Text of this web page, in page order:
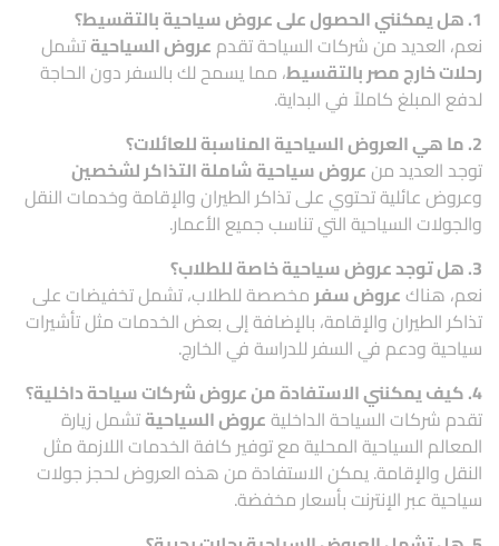
1. هل يمكنني الحصول على عروض سياحية بالتقسيط؟
نعم، العديد من شركات السياحة تقدمعروض السياحيةتشمل
رحلات خارج مصر بالتقسيط، مما يسمح لك بالسفر دون الحاجة
لدفع المبلغ كاملاً في البداية.
2. ما هي العروض السياحية المناسبة للعائلات؟
توجد العديد منعروض سياحية شاملة التذاكر لشخصين
وعروض عائلية تحتوي على تذاكر الطيران والإقامة وخدمات النقل
والجولات السياحية التي تناسب جميع الأعمار.
3. هل توجد عروض سياحية خاصة للطلاب؟
نعم، هناكعروض سفر مخصصة للطلاب، تشمل تخفيضات على
تذاكر الطيران والإقامة، بالإضافة إلى بعض الخدمات مثل تأشيرات
سياحية ودعم في السفر للدراسة في الخارج.
4. كيف يمكنني الاستفادة من عروض شركات سياحة داخلية؟
تقدم شركات السياحة الداخليةعروض السياحيةتشمل زيارة
المعالم السياحية المحلية مع توفير كافة الخدمات اللازمة مثل
النقل والإقامة. يمكن الاستفادة من هذه العروض لحجز جولات
سياحية عبر الإنترنت بأسعار مخفضة.